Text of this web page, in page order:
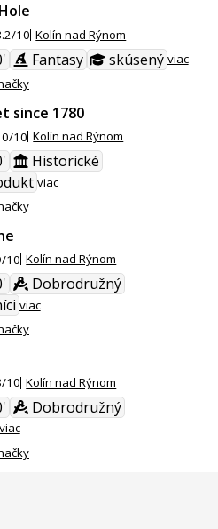
10 Kolín nad Rýnom
Fantasy skúsený viac
since 1780
10 Kolín nad Rýnom
Historické
viac
10 Kolín nad Rýnom
Dobrodružný
viac
10 Kolín nad Rýnom
Dobrodružný
viac